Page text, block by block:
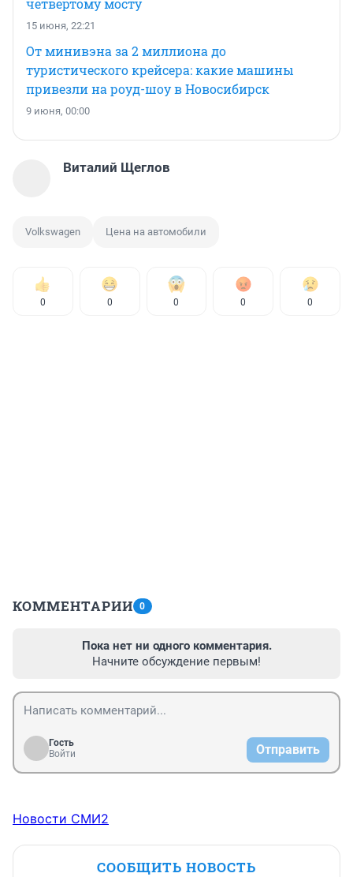
15 июня, 22:21
От минивэна за 2 миллиона до
туристического крейсера: какие машины
привезли на роуд-шоу в Новосибирск
9 июня, 00:00
Виталий Щеглов
Volkswagen Цена на автомобили
0 0 0 0 0
КОММЕНТАРИИ 0
Пока нет ни одного комментария.
Начните обсуждение первым!
Гость
Войти
Отправить
Новости СМИ2
СООБЩИТЬ НОВОСТЬ